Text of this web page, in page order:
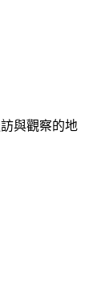
與觀察的地